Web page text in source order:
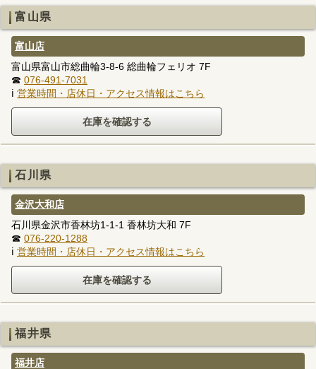
富山県
富山店
富山県富山市総曲輪3-8-6 総曲輪フェリオ 7F
☎ 076-491-7031
ℹ 営業時間・店休日・アクセス情報はこちら
石川県
金沢大和店
石川県金沢市香林坊1-1-1 香林坊大和 7F
☎ 076-220-1288
ℹ 営業時間・店休日・アクセス情報はこちら
福井県
福井店